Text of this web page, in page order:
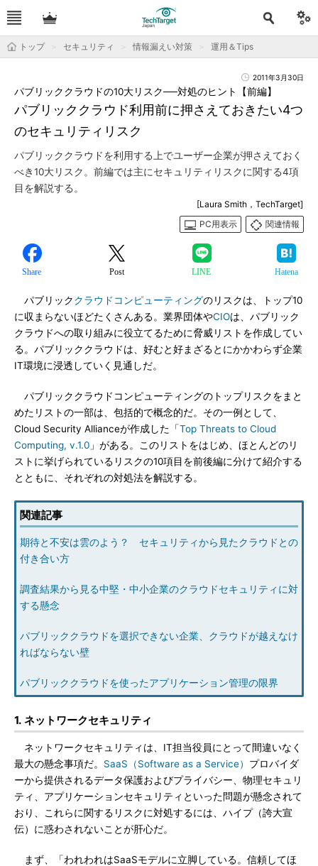
トップ セキュリティ 情報漏えい対策 運用＆Tips
2011年3月30日
パブリッククラウド利用前に押さえておきたい4つ
のセキュリティリスク
パブリッククラウドの10大リスク──対処のヒント【前編】
パブリッククラウドを利用する上でユーザー企業が押さえておく
べき10大リスク。前編では主にセキュリティリスクに関する4項
目を解説する。
[Laura Smith，TechTarget]
PC用表示
関連情報
Share Post LINE Hatena
パブリッククラウドコンピューティングのリスクは、トップ10
に収まらないほどたくさんある。業界団体やCIOは、パブリック
クラウドへの取り組みに役立てるために脅威リストを作成してい
る。パブリッククラウドは、好むと好まざるとにかかわらず企業
IT環境に浸透していく見通しだ。
パブリッククラウドコンピューティングのトップリスクをまと
めたリストの一部は、包括的で概念的だ。その一例として、
Cloud Security Allianceが作成した「Top Threats to Cloud
Computing, v.1.0 」がある。このリストをはじめ、ほとんどのリ
ストに挙げられているリスクの10項目を前後編に分けて紹介する
とともに、それぞれの対処法を解説する。
関連記事
期待と不安は雲のよう？ セキュリティから見たクラウドとの
付き合い方
調査結果から見る中堅・中小企業のクラウドセキュリティに対
する懸念
パブリッククラウドを選択できない企業、クラウドが越えなけ
ればならない壁
パブリッククラウドを使ったアプリケーション管理の限界
1. ネットワークセキュリティ
ネットワークセキュリティは、IT担当役員にとって間違いなく
最大の懸念事項だ。 SaaS（Software as a Service） プロバイダ
ーから提供されるデータ保護およびプライバシー、物理セキュリ
ティ、アプリケーションセキュリティといった問題が懸念されて
おり、これらに関するリスクに対処するには、ハイプ（誇大宣
伝）に惑わされないことが肝心だ。
まず、「われわれはSaaSモデルに立脚している。信頼してほ